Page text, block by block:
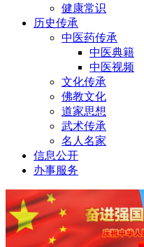
健康常识
历史传承
中医药传承
中医典籍
中医视频
文化传承
佛教文化
道家思想
武术传承
名人名家
信息公开
办事服务